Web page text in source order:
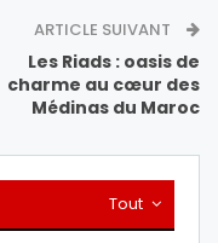
ARTICLE SUIVANT
Les Riads : oasis de
charme au cœur des
Médinas du Maroc
Tout